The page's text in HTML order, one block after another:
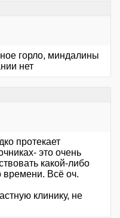
горло, миндалины
нет
протекает
это очень
какой-либо
времени. Всё оч.
клинику, не